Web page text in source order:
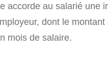
accorde au salarié une
dont le
mois de salaire.